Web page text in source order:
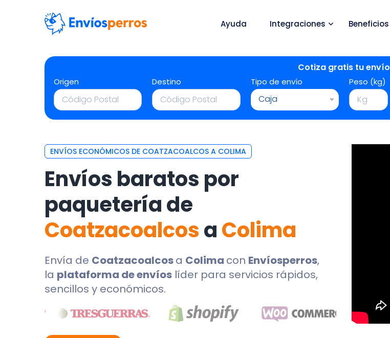
Ayuda Integraciones Beneficios
Cotiza gratis tu envío
Origen Destino Tipo de envío
Caja
Peso (kg)
ENVÍOS ECONÓMICOS DE COATZACOALCOS A COLIMA
Envíos baratos por
paquetería de
CoatzacoalcosaColima
Envía de Coatzacoalcosa Colima con Envíosperros,
la plataforma de envíos líder para servicios rápidos,
sencillos y económicos.